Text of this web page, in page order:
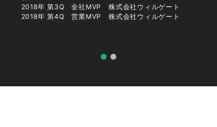
比較・検討段階の検索ユーザーを取り
込める
クレジットサービスは契約前に複数社を比較検討
2018年 第3Q 全社MVP 株式会社ウィルゲート
2018年 第4Q 営業MVP 株式会社ウィルゲート